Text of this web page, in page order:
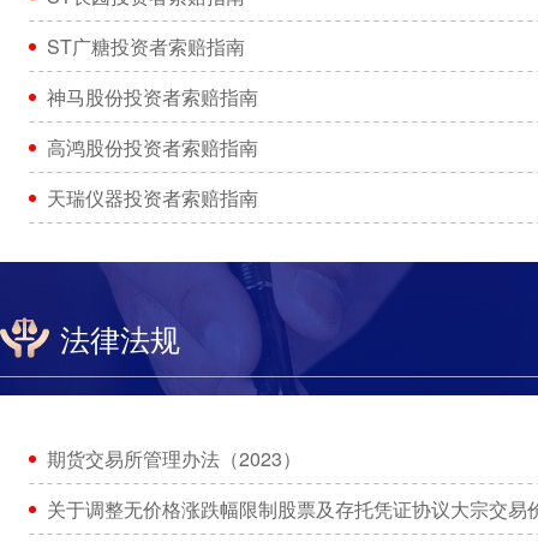
ST广糖投资者索赔指南
神马股份投资者索赔指南
高鸿股份投资者索赔指南
天瑞仪器投资者索赔指南
法律法规
期货交易所管理办法（2023）
关于调整无价格涨跌幅限制股票及存托凭证协议大宗交易